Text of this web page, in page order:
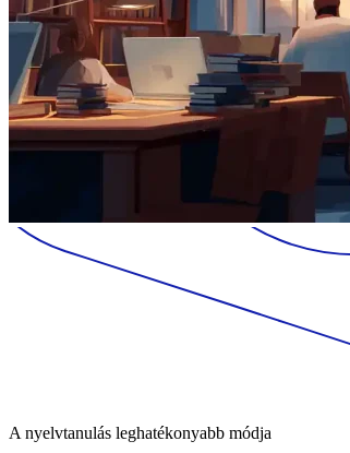
A nyelvtanulás leghatékonyabb módja